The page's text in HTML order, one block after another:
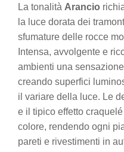
La tonalità Arancio
la luce dorata dei
sfumature delle rocce
Intensa, avvolgente e
ambienti una
creando superfici
il variare della luce. Le
e il tipico effetto
colore, rendendo ogni
pareti e rivestimenti in